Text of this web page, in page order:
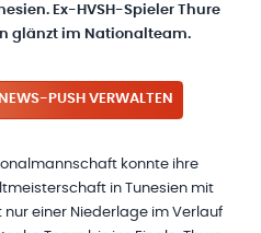
Ex-HVSH-Spieler Thure
glänzt im Nationalteam.
NEWS-PUSH VERWALTEN
konnte ihre
in Tunesien mit
nur einer Niederlage im Verlauf